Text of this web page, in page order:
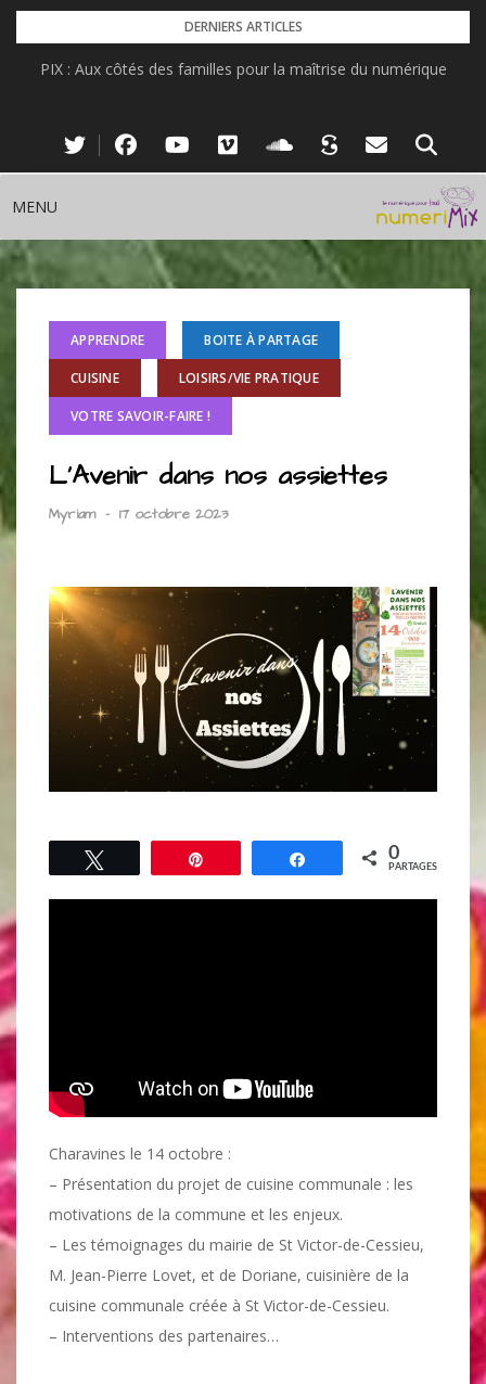
Skip
content
DERNIERS ARTICLES
PIX : Aux côtés des familles pour la maîtrise du numérique
MENU
APPRENDRE BOITE À PARTAGE
CUISINE LOISIRS/VIE PRATIQUE
VOTRE SAVOIR-FAIRE !
L’Avenir dans nos assiettes
Myriam - 17 octobre 2023
Partagez 0
PARTAGES
Charavines le 14 octobre :
– Présentation du projet de cuisine communale : les
motivations de la commune et les enjeux.
– Les témoignages du mairie de St Victor-de-Cessieu,
M. Jean-Pierre Lovet, et de Doriane, cuisinière de la
cuisine communale créée à St Victor-de-Cessieu.
– Interventions des partenaires…